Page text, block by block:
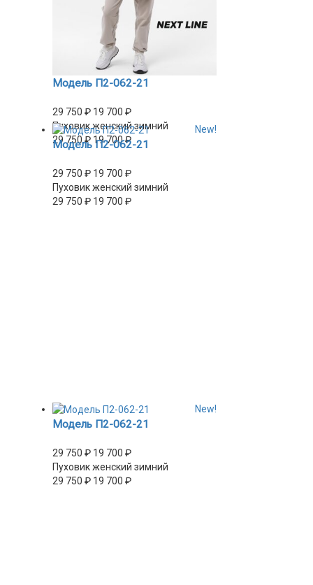
Модель П2-062-21
29 750 ₽ 19 700 ₽
Пуховик женский зимний
29 750₽ 19 700₽
New!
Модель П2-062-21
29 750 ₽ 19 700 ₽
Пуховик женский зимний
29 750 ₽ 19 700 ₽
New!
Модель П2-062-21
29 750 ₽ 19 700 ₽
Пуховик женский зимний
29 750 ₽ 19 700 ₽